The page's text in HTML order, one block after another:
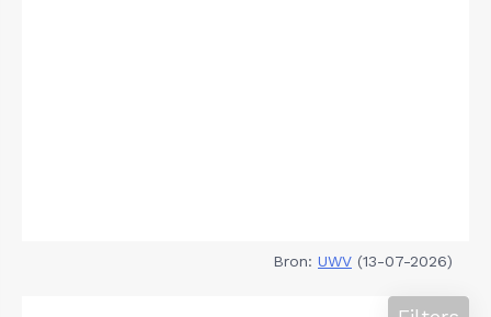
Bron: UWV (13-07-2026)